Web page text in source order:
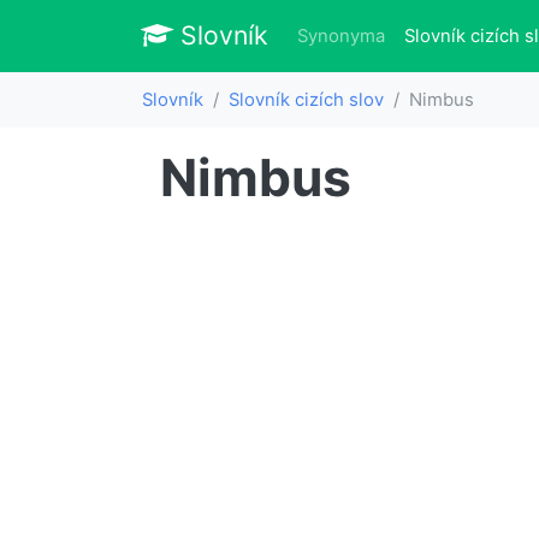
Slovník Slovník
Synonyma Slovník cizích
Slovník Slovník cizích slov Nimbus
Nimbus